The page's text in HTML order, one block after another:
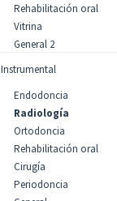
Rehabilitación oral
Vitrina
General 2
Instrumental
Endodoncia
Radiología
Ortodoncia
Rehabilitación oral
Cirugía
Periodoncia